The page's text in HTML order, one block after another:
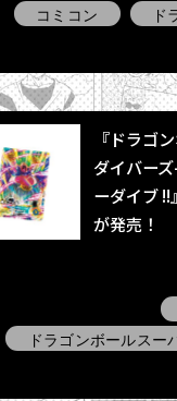
コミコン
ド
『ドラゴ
ダイバー
ーダイブ
が発売！
ドラゴンボールスー